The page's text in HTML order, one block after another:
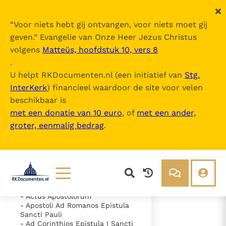
“Voor niets hebt gij ontvangen, voor niets moet gij
geven.” Evangelie van Onze Heer Jezus Christus
volgens Matteüs, hoofdstuk 10, vers 8
.
U helpt RKDocumenten.nl (een initiatief van Stg.
InterKerk) financieel waardoor de site voor velen
beschikbaar is
met een donatie van 10 euro, of met een ander,
groter, eenmalig bedrag.
Lezen
Documenten
Over ons
Over RK Documenten
Nova Vulgata
Inhoudsopgave
uitklappen
- Vetus Testamentum
- Evangelium Secundum
Matthaeum
- Evangelium Secundum Marcum
- Evangelium Secundum Lucam
- Actus Apostolorum
- Apostoli Ad Romanos Epistula
Sancti Pauli
- Ad Corinthios Epistula I Sancti
- Caput 8